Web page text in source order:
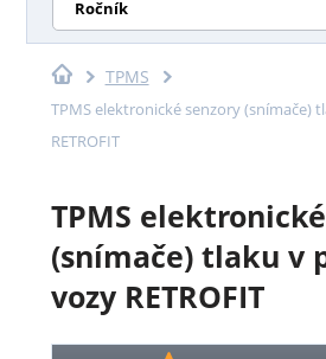
Ročník
TPMS
TPMS elektronické senzory (snímače)
RETROFIT
TPMS
(snímače) tlaku v
vozy RETROFIT